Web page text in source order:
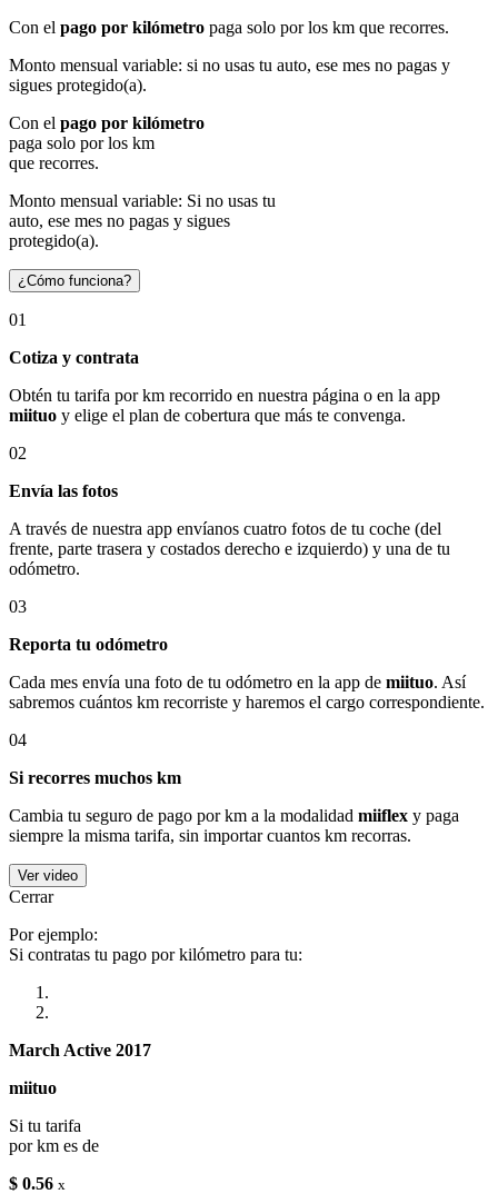
Con el pago por kilómetro paga solo por los km que recorres.
Monto mensual variable: si no usas tu auto, ese mes no pagas y
sigues protegido(a).
Con el pago por kilómetro
paga solo por los km
que recorres.
Monto mensual variable: Si no usas tu
auto, ese mes no pagas y sigues
protegido(a).
¿Cómo funciona?
01
Cotiza y contrata
Obtén tu tarifa por km recorrido en nuestra página o en la app
miituo y elige el plan de cobertura que más te convenga.
02
Envía las fotos
A través de nuestra app envíanos cuatro fotos de tu coche (del
frente, parte trasera y costados derecho e izquierdo) y una de tu
odómetro.
03
Reporta tu odómetro
Cada mes envía una foto de tu odómetro en la app de miituo. Así
sabremos cuántos km recorriste y haremos el cargo correspondiente.
04
Si recorres muchos km
Cambia tu seguro de pago por km a la modalidad miiflex y paga
siempre la misma tarifa, sin importar cuantos km recorras.
Ver video
Cerrar
Por ejemplo:
Si contratas tu pago por kilómetro para tu:
March Active 2017
miituo
Si tu tarifa
por km es de
$ 0.56 x